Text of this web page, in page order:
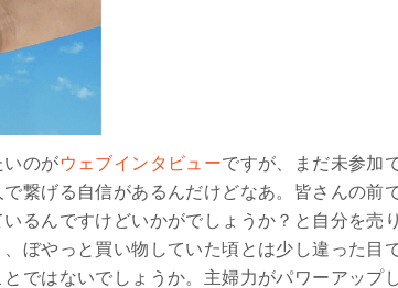
いのがウェブインタビューですが、まだ未参加
繋げる自信があるんだけどなあ。皆さんの前
るんですけどいかがでしょうか？と自分を売
ぼやっと買い物していた頃とは少し違った目
ではないでしょうか。主婦力がパワーアップ